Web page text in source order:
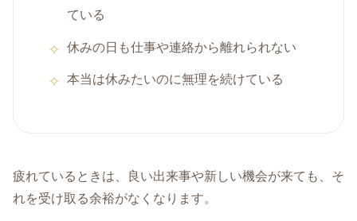
ている
休みの日も仕事や連絡から離れられない
本当は休みたいのに無理を続けている
疲れているときは、良い出来事や新しい機会が来ても、そ
れを受け取る余裕がなくなります。